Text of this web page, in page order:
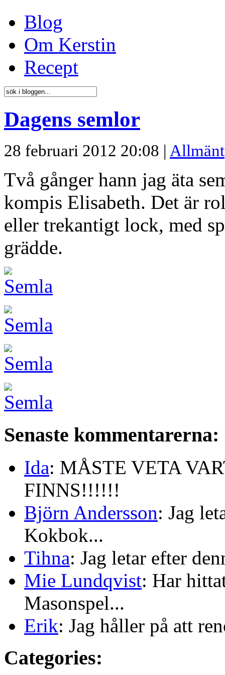
Blog
Om Kerstin
Recept
Dagens semlor
28 februari 2012 20:08 | Allmänt
Två gånger hann jag äta
kompis Elisabeth. Det är
eller trekantigt lock, med
grädde.
Senaste kommentarerna:
Ida: MÅSTE VETA
FINNS!!!!!!
Björn Andersson: Jag
Kokbok...
Tihna: Jag letar efter
Mie Lundqvist: Har
Masonspel...
Erik: Jag håller på att
Categories: